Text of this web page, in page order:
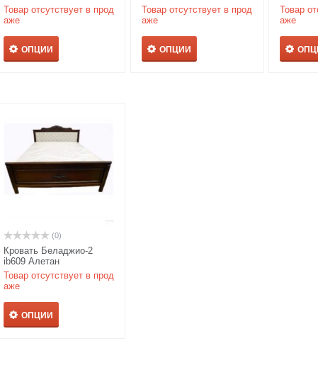
Товар отсутствует в прод
аже
ОПЦИИ
Товар отсутствует в прод
аже
ОПЦИИ
Товар
аже
(0)
Кровать Беладжио-2
ib609 Алетан
Товар отсутствует в прод
аже
ОПЦИИ